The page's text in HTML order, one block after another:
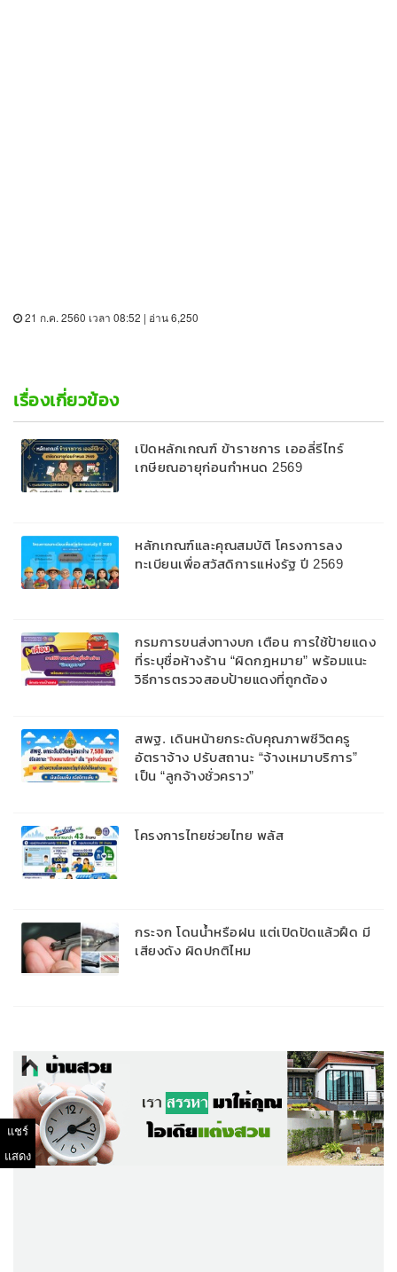
21 ก.ค. 2560 เวลา 08:52 | อ่าน 6,250
เรื่องเกี่ยวข้อง
เปิดหลักเกณฑ์ ข้าราชการ เออลี่รีไทร์
เกษียณอายุก่อนกำหนด 2569
หลักเกณฑ์และคุณสมบัติ โครงการลง
ทะเบียนเพื่อสวัสดิการแห่งรัฐ ปี 2569
กรมการขนส่งทางบก เตือน การใช้ป้ายแดง
ที่ระบุชื่อห้างร้าน “ผิดกฎหมาย” พร้อมแนะ
วิธีการตรวจสอบป้ายแดงที่ถูกต้อง
สพฐ. เดินหน้ายกระดับคุณภาพชีวิตครู
อัตราจ้าง ปรับสถานะ “จ้างเหมาบริการ”
เป็น “ลูกจ้างชั่วคราว”
โครงการไทยช่วยไทย พลัส
กระจก โดนน้ำหรือฝน แต่เปิดปัดแล้วฝืด มี
เสียงดัง ผิดปกติไหม
แชร์
แสดง